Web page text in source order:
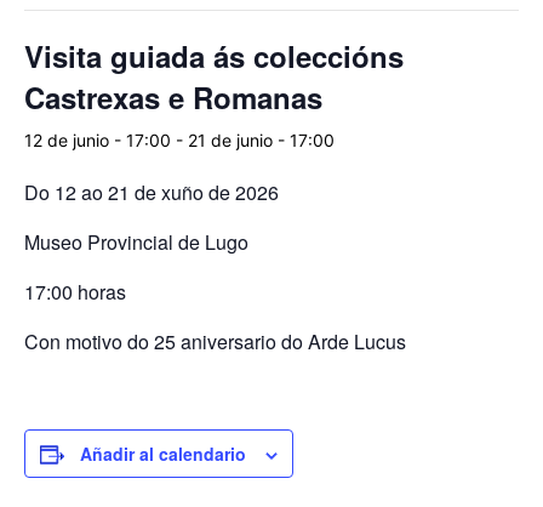
Visita guiada ás coleccións
Castrexas e Romanas
12 de junio - 17:00 - 21 de junio - 17:00
Do 12 ao 21 de xuño de 2026
Museo Provincial de Lugo
17:00 horas
Con motivo do 25 aniversario do Arde Lucus
Añadir al calendario